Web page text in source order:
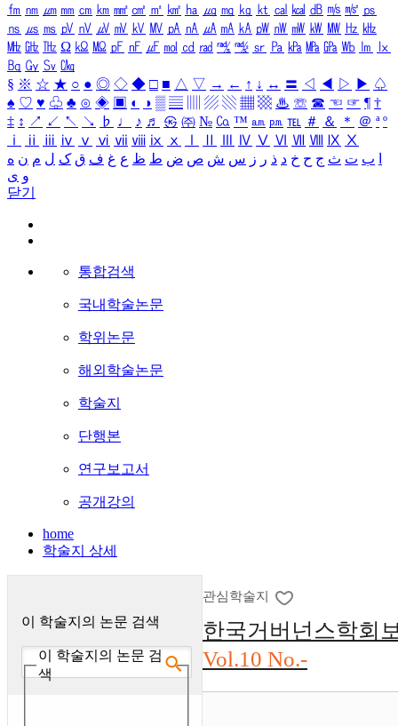
㎙ ㎚ ㎛ ㎜ ㎝ ㎞ ㎟ ㎠ ㎡ ㎢ ㏊ ㎍ ㎎ ㎏ ㏏ ㎈ ㎉ ㏈ ㎧ ㎨ ㎰
㎱ ㎲ ㎳ ㎴ ㎵ ㎶ ㎷ ㎸ ㎹ ㎀ ㎁ ㎂ ㎃ ㎄ ㎺ ㎻ ㎽ ㎾ ㎿ ㎐ ㎑
㎒ ㎓ ㎔ Ω ㏀ ㏁ ㎊ ㎋ ㎌ ㏖ ㏅ ㎭ ㎮ ㎯ ㏛ ㎩ ㎪ ㎫ ㎬ ㏝ ㏐
㏓
㏃ ㏉ ㏜ ㏆
§ ※ ☆ ★ ○ ● ◎ ◇ ◆ □ ■ △ ▽ → ← ↑ ↓ ↔ 〓 ◁ ◀ ▷ ▶ ♤
♠ ♡ ♥ ♧ ♣ ⊙ ◈ ▣ ◐ ◑ ▒ ▤ ▨ ▧ ▦ ▩ ♨ ☏ ☎ ☜ ☞ ¶ †
‡ ↕ ↗ ↙ ↖ ↘ ♭ ♩ ♪ ♬ ㉿ ㈜ № ㏇ ™ ㏂ ㏘ ℡ ＃ ＆ ＊ ＠ ª º
ⅰ
ⅱ ⅲ ⅳ ⅴ ⅵ ⅶ ⅷ ⅸ ⅹ Ⅳ Ⅴ Ⅵ Ⅶ Ⅷ Ⅸ Ⅹ
ب ت ث ج ح خ د ذ ر ز س ش ص ض ط ظ ع غ ف ق ک ل م ن ه
و ی
닫기
통합검색
국내학술논문
학위논문
해외학술논문
학술지
단행본
연구보고서
공개강의
home
학술지 상세
이 학술지의 논문 검색
이 학술지의 논문 검
색
관심학술지
한국거버넌스학회
Vol.10 No.-